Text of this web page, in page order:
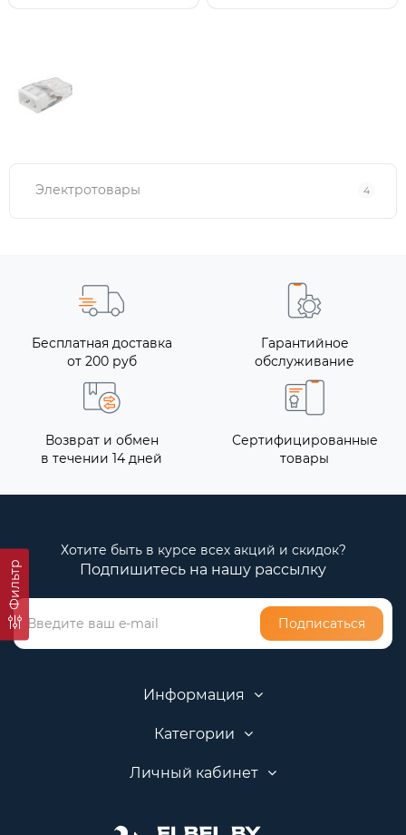
Фильтр
Электротовары 4
Бесплатная доставка
от 200 руб
Гарантийное
обслуживание
Возврат и обмен
в течении 14 дней
Сертифицированные
товары
Хотите быть в курсе всех акций и скидок?
Подпишитесь на нашу рассылку
Подписаться
Информация
Категории
Личный кабинет